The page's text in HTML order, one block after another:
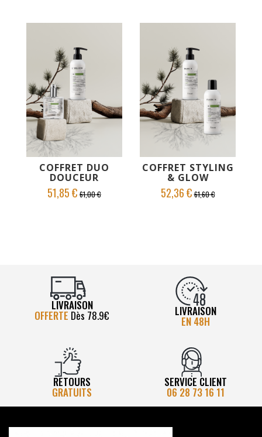
AJOUTER AU PANIER
VOIR LE PRODUIT
COFFRET DUO
DOUCEUR
51,85 € 61,00 €
AJOUTER AU PANIER
VOIR LE PRODUIT
COFFRET STYLING
& GLOW
52,36 €61,60 €
LIVRAISON
OFFERTE Dès 78.9€ LIVRAISON
EN 48H
RETOURS
GRATUITS
SERVICE CLIENT
06 28 73 16 11